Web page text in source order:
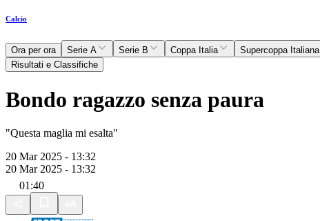
Calcio
Ora per ora Serie A Serie B Coppa Italia Supercoppa Italiana
Risultati e Classifiche
Bondo ragazzo senza paura
"Questa maglia mi esalta"
20 Mar 2025 - 13:32
20 Mar 2025 - 13:32
01:40